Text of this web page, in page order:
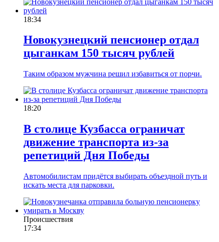
18:34
Новокузнецкий пенсионер отдал
цыганкам 150 тысяч рублей
Таким образом мужчина решил избавиться от порчи.
18:20
В столице Кузбасса ограничат
движение транспорта из-за
репетиций Дня Победы
Автомобилистам придётся выбирать объездной путь и
искать места для парковки.
Происшествия
17:34